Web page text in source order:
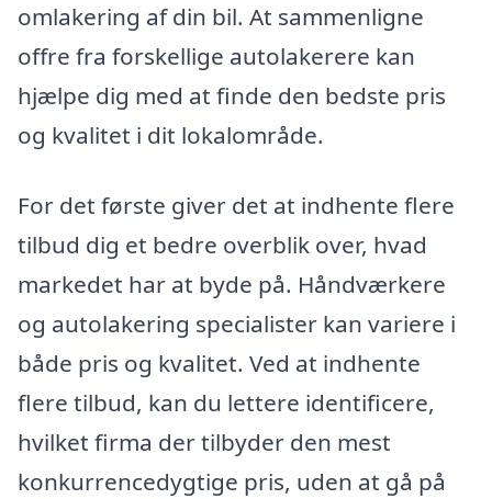
omlakering af din bil. At sammenligne
offre fra forskellige autolakerere kan
hjælpe dig med at finde den bedste pris
og kvalitet i dit lokalområde.
For det første giver det at indhente flere
tilbud dig et bedre overblik over, hvad
markedet har at byde på. Håndværkere
og autolakering specialister kan variere i
både pris og kvalitet. Ved at indhente
flere tilbud, kan du lettere identificere,
hvilket firma der tilbyder den mest
konkurrencedygtige pris, uden at gå på